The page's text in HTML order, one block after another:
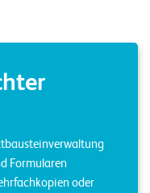
Formularen
oder